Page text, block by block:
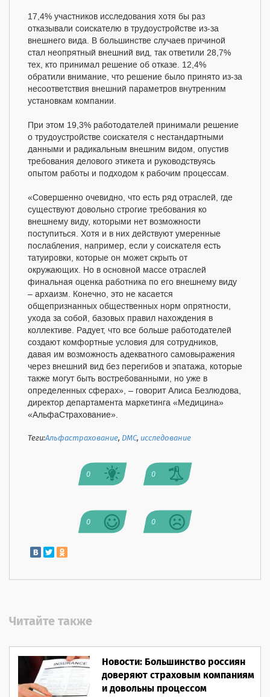
17,4% участников исследования хотя бы раз
отказывали соискателю в трудоустройстве из-за
внешнего вида. В большинстве случаев причиной
стал неопрятный внешний вид, так ответили 28,7%
тех, кто принимал решение об отказе. 12,4%
обратили внимание, что решение было принято из-за
несоответствия внешний параметров внутренним
установкам компании.
При этом 19,3% работодателей принимали решение
о трудоустройстве соискателя с нестандартными
данными и радикальным внешним видом, опустив
требования делового этикета и руководствуясь
опытом работы и подходом к рабочим процессам.
«Совершенно очевидно, что есть ряд отраслей, где
существуют довольно строгие требования ко
внешнему виду, которыми нет возможности
поступиться. Хотя и в них действуют умеренные
послабления, например, если у соискателя есть
татуировки, которые он может скрыть от
окружающих. Но в основной массе отраслей
финальная оценка работника по его внешнему виду
– архаизм. Конечно, это не касается
общепризнанных общественных норм опрятности,
ухода за собой, базовых правил нахождения в
коллективе. Радует, что все больше работодателей
создают комфортные условия для сотрудников,
давая им возможность адекватного самовыражения
через внешний вид без перегибов и эпатажа, которые
также могут быть востребованными, но уже в
определенных сферах», – говорит Алиса Безлюдова,
директор департамента маркетинга «Медицина»
«АльфаСтрахование».
Теги:Альфастрахование, ДМС, исследование
0 0
0 0
Читайте также
Новости: Большинство россиян
доверяют страховым компаниям
и довольны процессом